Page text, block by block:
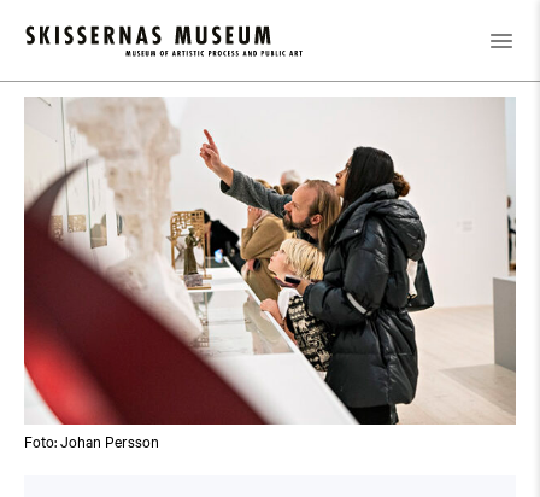
Calendar / Familjevisning
Foto: Johan Persson